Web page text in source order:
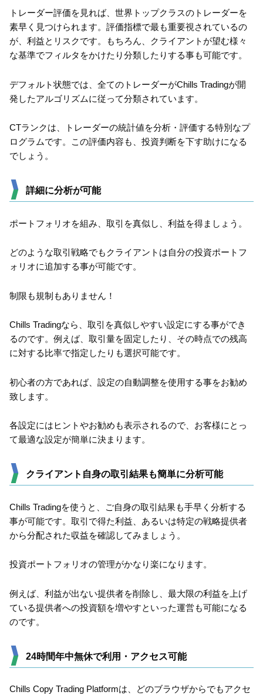
トレーダー評価を見れば、世界トップクラスのトレーダーを
素早く見つけられます。評価指標で最も重要視されているの
が、利益とリスクです。もちろん、クライアントが望む様々
な基準でフィルタをかけたり分類したりする事も可能です。
デフォルト状態では、全てのトレーダーがChills Tradingが開
発したアルゴリズムに従って分類されています。
CTランクは、トレーダーの統計値を分析・評価する特別なプ
ログラムです。この評価内容も、投資判断を下す助けになる
でしょう。
詳細に分析が可能
ポートフォリオを組み、取引を真似し、利益を得ましょう。
どのような取引戦略でもクライアントは自分の投資ポートフ
ォリオに追加する事が可能です。
制限も規制もありません！
Chills Tradingなら、取引を真似しやすい設定にする事ができ
るのです。例えば、取引量を固定したり、その時点での残高
に対する比率で指定したりも選択可能です。
初心者の方であれば、設定の自動調整を使用する事をお勧め
致します。
各設定にはヒントやお勧めも表示されるので、お客様にとっ
て最適な設定が簡単に決まります。
クライアント自身の取引結果も簡単に分析可能
Chills Tradingを使うと、ご自身の取引結果も手早く分析する
事が可能です。取引で得た利益、あるいは特定の戦略提供者
から分配された収益を確認してみましょう。
投資ポートフォリオの管理がかなり楽になります。
例えば、利益が出ない提供者を削除し、最大限の利益を上げ
ている提供者への投資額を増やすといった運営も可能になる
のです。
24時間年中無休で利用・アクセス可能
Chills Copy Trading Platformは、どのブラウザからでもアクセ